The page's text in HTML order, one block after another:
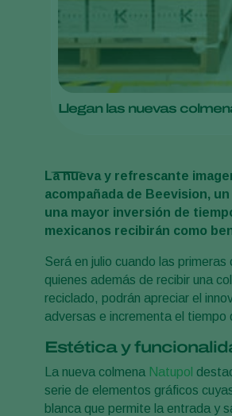
Llegan las nuevas
La nueva y refrescante
acompañada de Beevision,
una mayor inversión de
mexicanos recibirán como
Será en julio cuando las
quienes además de recibir una
reciclado, podrán apreciar el
adversas e incrementa el tiempo
Estética y
La nueva colmena Natupol
serie de elementos gráficos
blanca que permite la entrada y